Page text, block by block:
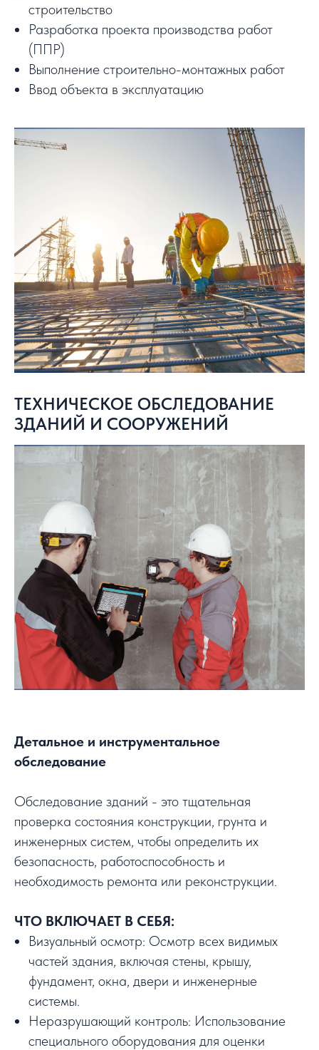
строительство
Разработка проекта производства работ
(ППР)
Выполнение строительно-монтажных работ
Ввод объекта в эксплуатацию
ТЕХНИЧЕСКОЕ ОБСЛЕДОВАНИЕ
ЗДАНИЙ И СООРУЖЕНИЙ
Детальное и инструментальное
обследование
Обследование зданий - это тщательная
проверка состояния конструкции, грунта и
инженерных систем, чтобы определить их
безопасность, работоспособность и
необходимость ремонта или реконструкции.
ЧТО ВКЛЮЧАЕТ В СЕБЯ:
Визуальный осмотр: Осмотр всех видимых
частей здания, включая стены, крышу,
фундамент, окна, двери и инженерные
системы.
Неразрушающий контроль: Использование
специального оборудования для оценки